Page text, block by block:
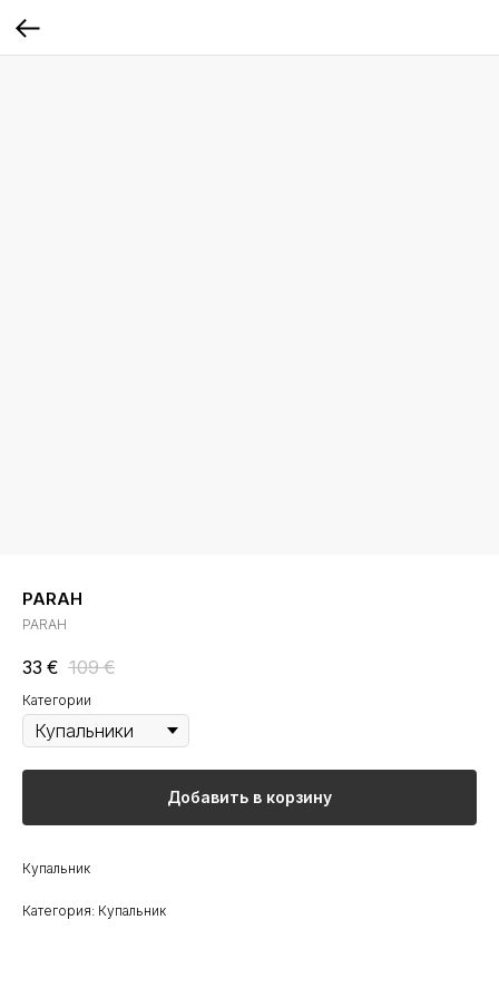
PARAH
PARAH
33 € 109 €
Категории
Добавить в корзину
Купальник
Категория: Купальник